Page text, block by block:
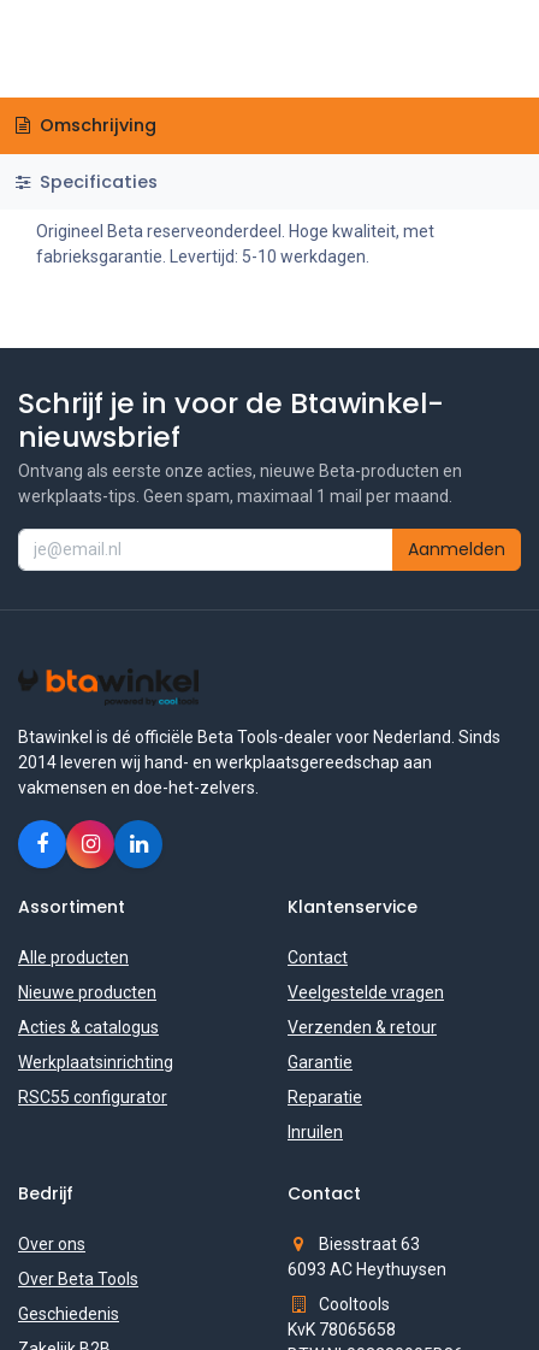
Omschrijving
Specificaties
Origineel Beta reserveonderdeel. Hoge kwaliteit, met
fabrieksgarantie. Levertijd: 5-10 werkdagen.
Schrijf je in voor de Btawinkel-
nieuwsbrief
Ontvang als eerste onze acties, nieuwe Beta-producten en
werkplaats-tips. Geen spam, maximaal 1 mail per maand.
Aanmelden
Btawinkel is dé officiële Beta Tools-dealer voor Nederland. Sinds
2014 leveren wij hand- en werkplaatsgereedschap aan
vakmensen en doe-het-zelvers.
Assortiment
Alle producten
Nieuwe producten
Acties & catalogus
Werkplaatsinrichting
RSC55 configurator
Klantenservice
Contact
Veelgestelde vragen
Verzenden & retour
Garantie
Reparatie
Inruilen
Bedrijf
Over ons
Over Beta Tools
Geschiedenis
Contact
Biesstraat 63
6093 AC Heythuysen
Cooltools
KvK 78065658